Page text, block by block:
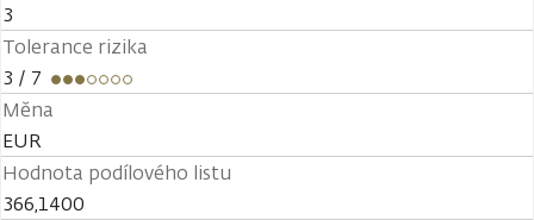
3
Tolerance rizika
3 / 7
Měna
EUR
Hodnota podílového listu
366,1400